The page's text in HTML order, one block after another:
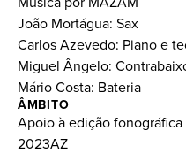
João Mortágua: Sax
Carlos Azevedo: Piano e
Miguel Ângelo:
Mário Costa: Bateria
ÂMBITO
Apoio à edição
2023AZ